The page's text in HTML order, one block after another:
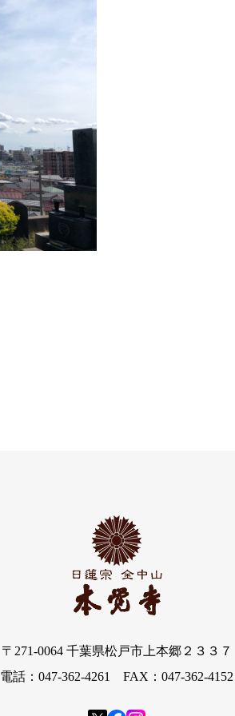
〒271-0064 千葉県松戸市上本郷２３３７
電話：047-362-4261 FAX：047-362-4152